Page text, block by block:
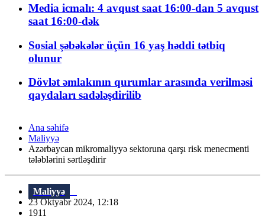
Media icmalı: 4 avqust saat 16:00-dan 5 avqust
saat 16:00-dək
Sosial şəbəkələr üçün 16 yaş həddi tətbiq
olunur
Dövlət əmlakının qurumlar arasında verilməsi
qaydaları sadələşdirilib
Ana səhifə
Maliyyə
Azərbaycan mikromaliyyə sektoruna qarşı risk menecmenti
tələblərini sərtləşdirir
Maliyyə
23 Oktyabr 2024, 12:18
1911